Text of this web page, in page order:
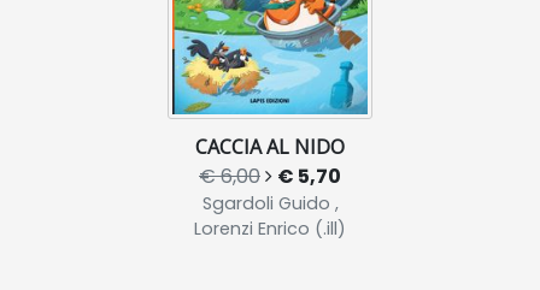
CACCIA AL NIDO
€ 6,00 € 5,70
Sgardoli Guido ,
Lorenzi Enrico (.ill)